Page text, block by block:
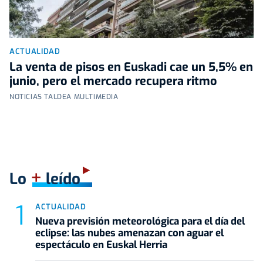
ACTUALIDAD
La venta de pisos en Euskadi cae un 5,5% en
junio, pero el mercado recupera ritmo
NOTICIAS TALDEA MULTIMEDIA
Lo +leído
ACTUALIDAD
Nueva previsión meteorológica para el día del
eclipse: las nubes amenazan con aguar el
espectáculo en Euskal Herria